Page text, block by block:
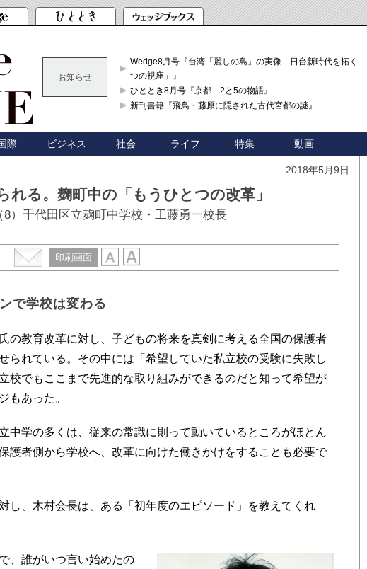
お知らせ
Wedge8月号『台湾「麗しの島」の実像 日台新時代を拓く「3
つの視座」』
ひととき8月号『京都 2と5の物語』
新刊書籍『飛鳥・藤原に隠された古代宮都の謎』
際 ビジネス 社会 ライフ 特集 動画
2018年5月9日
れる。麹町中の「もうひとつの改革」
）千代田区立麹町中学校・工藤勇一校長
印刷画面
で学校は変わる
の教育改革に対し、子どもの将来を真剣に考える全国の保護者
られている。その中には「希望していた私立校の受験に失敗し
校でもここまで先進的な取り組みができるのだと知って希望が
もあった。
中学の多くは、従来の常識に則って動いているところがほとん
護者側から学校へ、改革に向けた働きかけをすることも必要で
し、木村会長は、ある「初年度のエピソード」を教えてくれ
、誰がいつ言い始めたの